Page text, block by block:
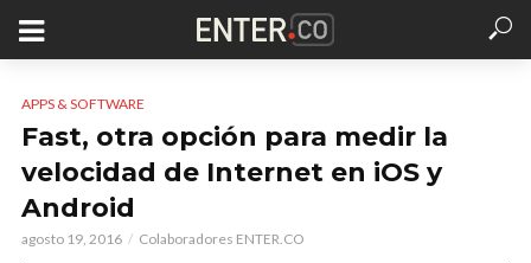
APPS & SOFTWARE
Fast, otra opción para medir la
velocidad de Internet en iOS y
Android
agosto 19, 2016 Colaboradores ENTER.CO